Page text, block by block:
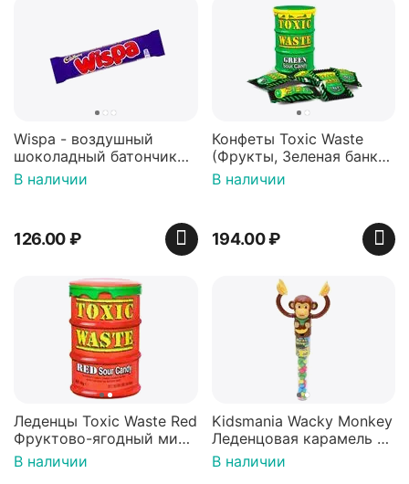
Wispa - воздушный
шоколадный батончик
36 гр
В наличии
126.00₽
Конфеты Toxic Waste
(Фрукты, Зеленая банка,
42 гр).
В наличии
194.00₽
Леденцы Toxic Waste Red
Фруктово-ягодный микс
Красная банка 42 г,
Пакистан
В наличии
Kidsmania Wacky Monkey
Леденцовая карамель с
игрушкой Ваки Манки
12г, Китай
В наличии